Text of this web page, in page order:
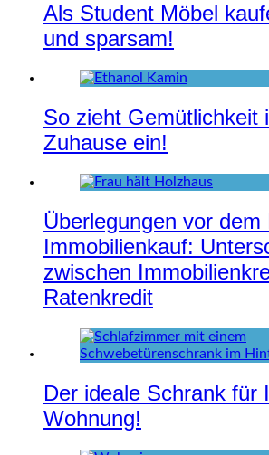
Als Student Möbel
und sparsam!
So zieht Gemütlichkeit
Zuhause ein!
Überlegungen vor dem
Immobilienkauf:
zwischen
Ratenkredit
Der ideale Schrank für
Wohnung!